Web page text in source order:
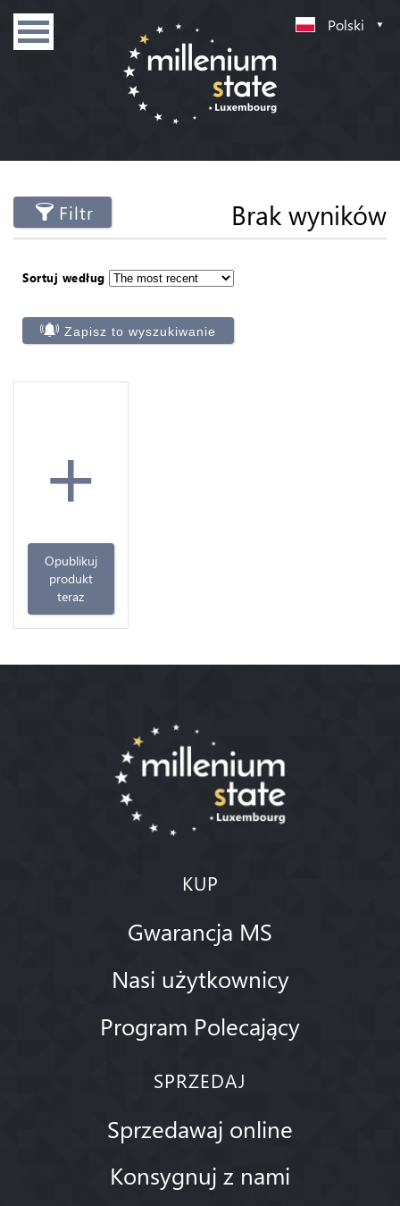
Polski
Filtr Brak wyników
Sortuj według
Zapisz to wyszukiwanie
+
Opublikuj
produkt
teraz
KUP
Gwarancja MS
Nasi użytkownicy
Program Polecający
SPRZEDAJ
Sprzedawaj online
Konsygnuj z nami